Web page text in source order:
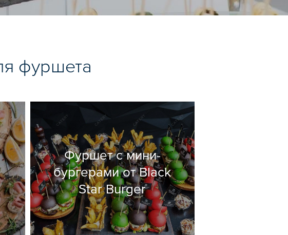
фуршета
Фуршет с мини-
бургерами от Black
Star Burger